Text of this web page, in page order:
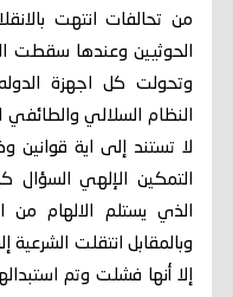
من تحالفات انتهت
الحوثيين وعندها سقطت
وتحولت كل اجهزة
النظام السلالي
لا تستند إلى اية قوانين
التمكين الإلهي
الذي يستلم الالهام من
وبالمقابل انتقلت الشرعية
إلا أنها فشلت وتم